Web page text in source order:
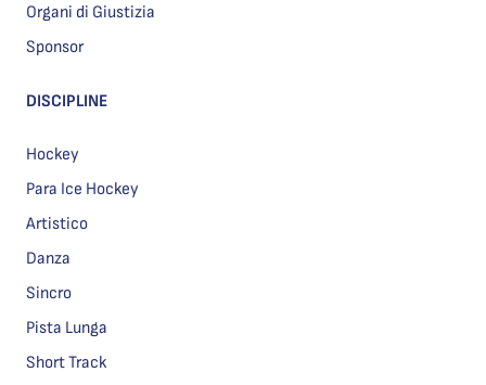
Organi di Giustizia
Sponsor
DISCIPLINE
Hockey
Para Ice Hockey
Artistico
Danza
Sincro
Pista Lunga
Short Track